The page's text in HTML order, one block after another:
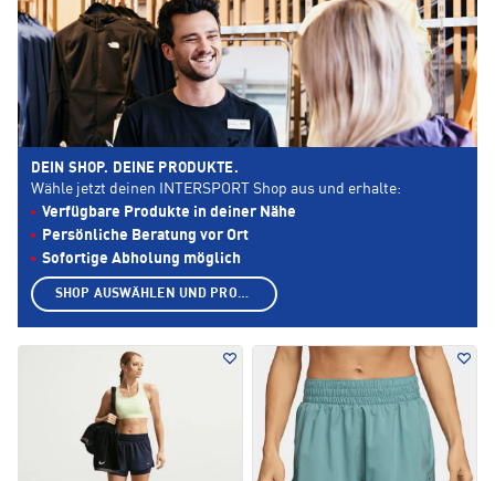
DEIN SHOP. DEINE PRODUKTE.
Wähle jetzt deinen INTERSPORT Shop aus und erhalte:
Verfügbare Produkte in deiner Nähe
Persönliche Beratung vor Ort
Sofortige Abholung möglich
SHOP AUSWÄHLEN UND PRODUKTE ANZEIGEN